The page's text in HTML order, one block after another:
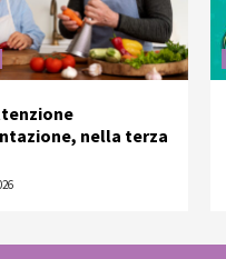
nella terza